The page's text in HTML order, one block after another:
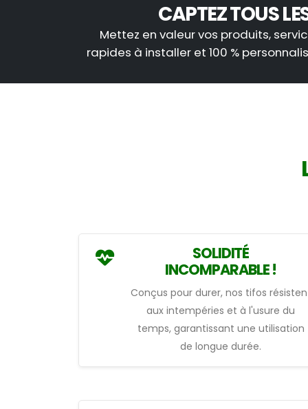
CAPTEZ TOUS
Mettez en valeur vos produits,
rapides à installer et 100 %
SOLIDITÉ
INCOMPARABLE !
Conçus pour durer, nos tifos
aux intempéries et à l'usure du
temps, garantissant une utilisation
de longue durée.